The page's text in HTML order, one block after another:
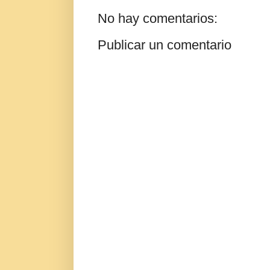
No hay comentarios:
Publicar un comentario